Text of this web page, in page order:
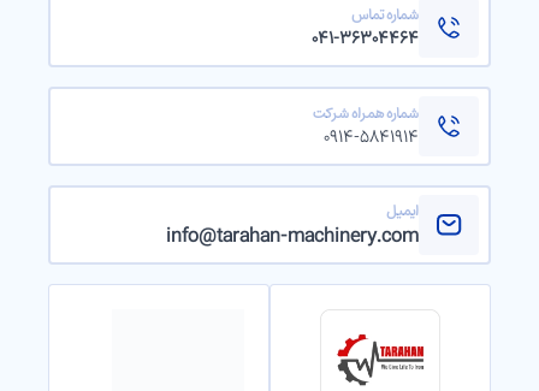
شماره تماس
۰۴۱-۳۶۳۰۴۴۶۴
شماره همراه شرکت
۰۹۱۴-۵۸۴۱۹۱۴
ایمیل
info@tarahan-machinery.com